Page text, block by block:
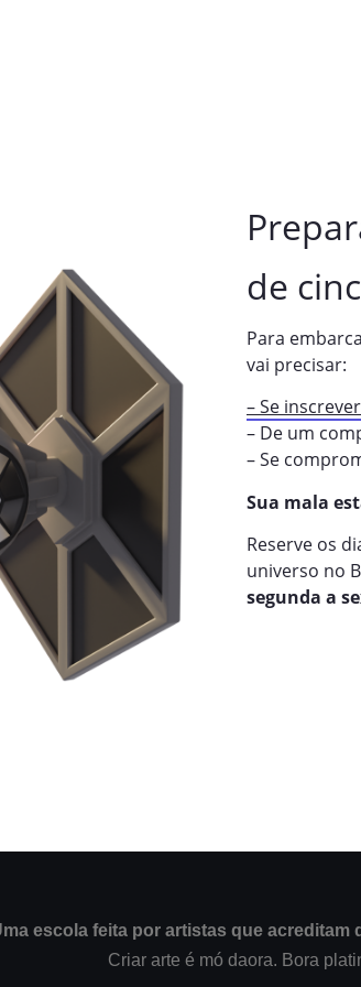
de
Para
vai precisar:
– Se
– De um
– Se
Sua mala
Reserve os
universo no
segunda a
escola feita por artistas que acreditam
Criar arte é mó daora. Bora